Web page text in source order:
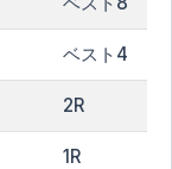
ベスト4
2R
1R